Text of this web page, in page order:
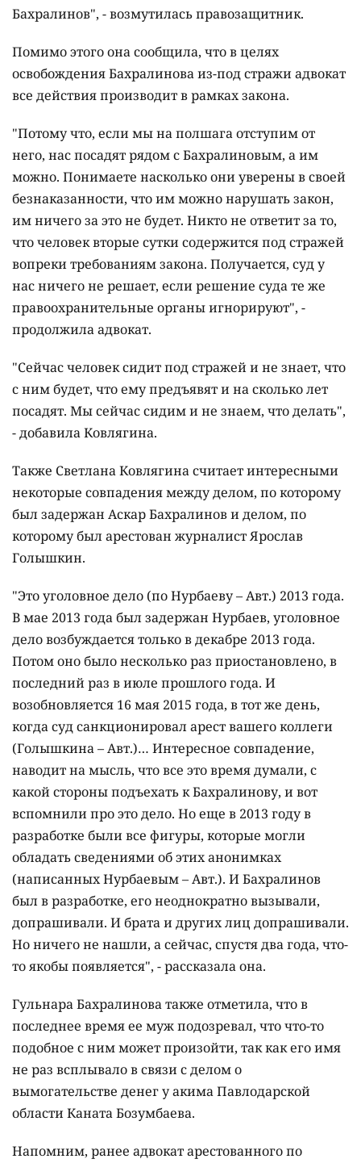
Бахралинов", - возмутилась правозащитник.
Помимо этого она сообщила, что в целях
освобождения Бахралинова из-под стражи адвокат
все действия производит в рамках закона.
"Потому что, если мы на полшага отступим от
него, нас посадят рядом с Бахралиновым, а им
можно. Понимаете насколько они уверены в своей
безнаказанности, что им можно нарушать закон,
им ничего за это не будет. Никто не ответит за то,
что человек вторые сутки содержится под стражей
вопреки требованиям закона. Получается, суд у
нас ничего не решает, если решение суда те же
правоохранительные органы игнорируют", -
продолжила адвокат.
"Сейчас человек сидит под стражей и не знает, что
с ним будет, что ему предъявят и на сколько лет
посадят. Мы сейчас сидим и не знаем, что делать",
- добавила Ковлягина.
Также Светлана Ковлягина считает интересными
некоторые совпадения между делом, по которому
был задержан Аскар Бахралинов и делом, по
которому был арестован журналист Ярослав
Голышкин.
"Это уголовное дело (по Нурбаеву – Авт.) 2013 года.
В мае 2013 года был задержан Нурбаев, уголовное
дело возбуждается только в декабре 2013 года.
Потом оно было несколько раз приостановлено, в
последний раз в июле прошлого года. И
возобновляется 16 мая 2015 года, в тот же день,
когда суд санкционировал арест вашего коллеги
(Голышкина – Авт.)… Интересное совпадение,
наводит на мысль, что все это время думали, с
какой стороны подъехать к Бахралинову, и вот
вспомнили про это дело. Но еще в 2013 году в
разработке были все фигуры, которые могли
обладать сведениями об этих анонимках
(написанных Нурбаевым – Авт.). И Бахралинов
был в разработке, его неоднократно вызывали,
допрашивали. И брата и других лиц допрашивали.
Но ничего не нашли, а сейчас, спустя два года, что-
то якобы появляется", - рассказала она.
Гульнара Бахралинова также отметила, что в
последнее время ее муж подозревал, что что-то
подобное с ним может произойти, так как его имя
не раз всплывало в связи с делом о
вымогательстве денег у акима Павлодарской
области Каната Бозумбаева.
Напомним, ранее адвокат арестованного по